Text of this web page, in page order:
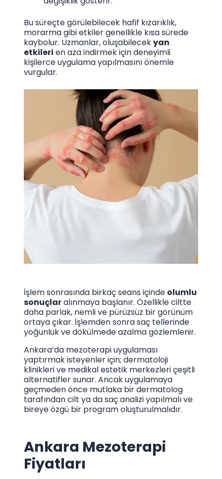
Bu süreçte görülebilecek hafif kızarıklık,
morarma gibi etkiler genellikle kısa sürede
kaybolur. Uzmanlar, oluşabilecekyan
etkileri en aza indirmek için deneyimli
kişilerce uygulama yapılmasını önemle
vurgular.
İşlem sonrasında birkaç seans içinde olumlu
sonuçlaralınmaya başlanır. Özellikle ciltte
daha parlak, nemli ve pürüzsüz bir görünüm
ortaya çıkar. İşlemden sonra saç tellerinde
yoğunluk ve dökülmede azalma gözlemlenir.
Ankara’da mezoterapi uygulaması
yaptırmak isteyenler için; dermatoloji
klinikleri ve medikal estetik merkezleri çeşitli
alternatifler sunar. Ancak uygulamaya
geçmeden önce mutlaka bir dermatolog
tarafından cilt ya da saç analizi yapılmalı ve
bireye özgü bir program oluşturulmalıdır.
Ankara Mezoterapi
Fiyatları